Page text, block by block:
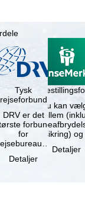
Tysk
rejseforbund
DRV er det
forbund
for
Detaljer
Du kan
mellem (inklusiv
Detaljer